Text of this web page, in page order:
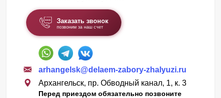
Заказать звонок
позвоним за наш счет
arhangelsk@delaem-zabory-zhalyuzi.ru
Архангельск, пр. Обводный канал, 1, к. 3
Перед приездом обязательно позвоните